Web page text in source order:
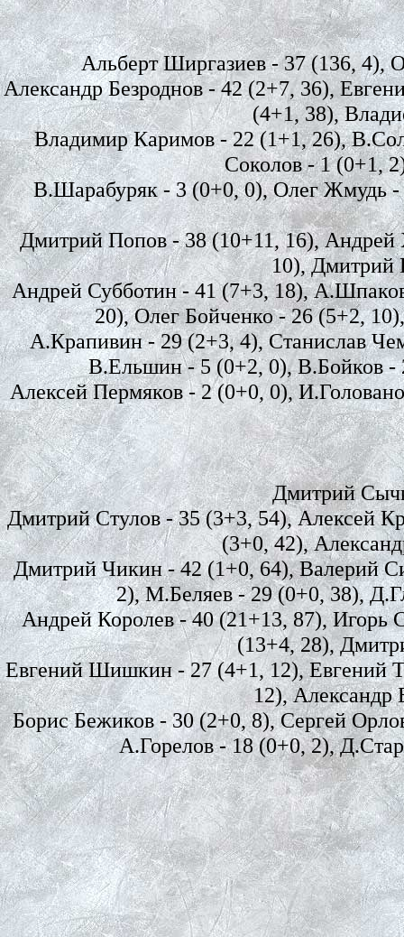
Альберт Ширгазиев - 37 (136, 4),
Александр Безроднов - 42 (2+7, 36),
(4+1, 38),
Владимир Каримов - 22 (1+1, 26),
Соколов - 1 (0+1,
В.Шарабуряк - 3 (0+0, 0), Олег Жмудь
Дмитрий Попов - 38 (10+11, 16), Андрей
10), Дмитрий
Андрей Субботин - 41 (7+3, 18),
20), Олег Бойченко - 26 (5+2,
А.Крапивин - 29 (2+3, 4), Станислав
В.Ельшин - 5 (0+2, 0), В.Бойков -
Алексей Пермяков - 2 (0+0, 0),
Дмитрий
Дмитрий Стулов - 35 (3+3, 54), Алексей
(3+0, 42),
Дмитрий Чикин - 42 (1+0, 64), Валерий
2), М.Беляев - 29 (0+0, 38),
Андрей Королев - 40 (21+13, 87), Игорь
(13+4, 28),
Евгений Шишкин - 27 (4+1, 12), Евгений
12), Александр
Борис Бежиков - 30 (2+0, 8), Сергей
А.Горелов - 18 (0+0, 2),